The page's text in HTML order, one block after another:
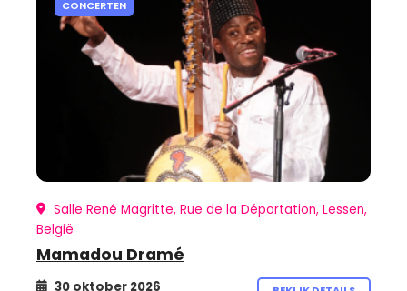
CONCERTEN
Salle René Magritte, Rue de la Déportation, Lessen,
België
Mamadou Dramé
30 oktober 2026